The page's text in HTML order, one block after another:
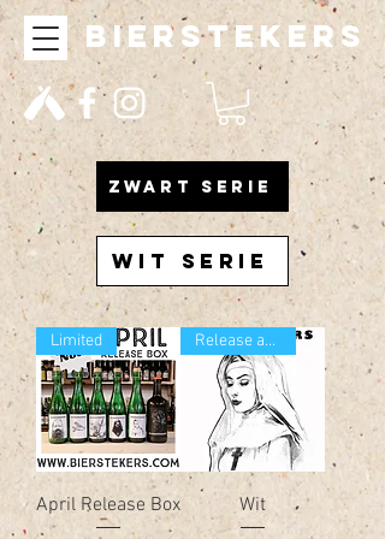
bierstekers
ZWART SERIE
WIT SERIE
Limited
April Release Box
Release april 2021
Wit